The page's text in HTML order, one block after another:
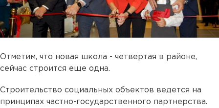
Отметим, что новая школа - четвертая в районе,
сейчас строится еще одна.
Строительство социальных объектов ведется на
принципах частно-государственного партнерства.